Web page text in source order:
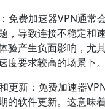
免费加速器VPN通常
，导致连接不稳定和
验产生负面影响，尤
度要求较高的场景下。
更新：免费加速器
的软件更新。这意味